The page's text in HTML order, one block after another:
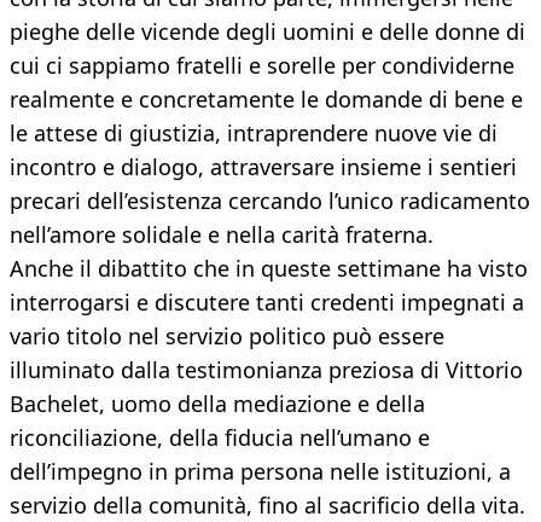
pieghe delle vicende degli uomini e delle donne di
cui ci sappiamo fratelli e sorelle per condividerne
realmente e concretamente le domande di bene e
le attese di giustizia, intraprendere nuove vie di
incontro e dialogo, attraversare insieme i sentieri
precari dell’esistenza cercando l’unico radicamento
nell’amore solidale e nella carità fraterna.
Anche il dibattito che in queste settimane ha visto
interrogarsi e discutere tanti credenti impegnati a
vario titolo nel servizio politico può essere
illuminato dalla testimonianza preziosa di Vittorio
Bachelet, uomo della mediazione e della
riconciliazione, della fiducia nell’umano e
dell’impegno in prima persona nelle istituzioni, a
servizio della comunità, fino al sacrificio della vita.